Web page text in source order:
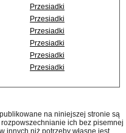
Przesiadki
Przesiadki
Przesiadki
Przesiadki
Przesiadki
Przesiadki
na niniejszej stronie są
ich bez pisemnej
innych niż potrzeby własne jest